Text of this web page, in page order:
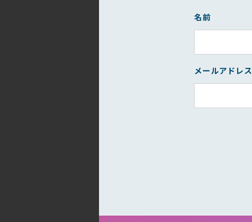
名前
メールアドレス